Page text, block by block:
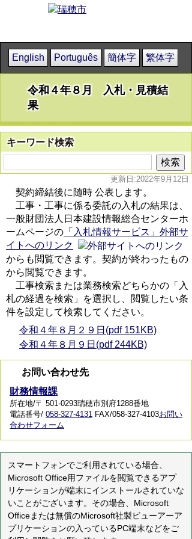
English Português 簡体字 繁体字
令和４年８月 入札・見積結
果
キーワード検索
更新日:2022年9月12日
契約締結後に随時 公表します。
工事・工事に係る委託の入札の結果は、
一般財団法人日本建設情報総合センターホ
ームページの 「入札情報サービス」外部サ
イトへのリンク
からも閲覧できます。契約が終わったもの
から閲覧できます。
工事検索または業務検索どちらかの「入
札の経過を検索」を選択し、閲覧したい条
件を設定して検索してください。
令和４年８月２９日(pdf 151KB)
令和４年８月９日(pdf 244KB)
お問い合わせ先
財務情報課
所在地/〒 501-0293瑞穂市別府1288番地
電話番号/ 058-327-4131 FAX/058-327-4103お問い
合わせフォーム
スマートフォンでご利用されている場合、
Microsoft Office用ファイルを閲覧できるアプ
リケーションが端末にインストールされていな
いことがございます。その場合、Microsoft
Officeまたは無償のMicrosoft社製ビューアーア
プリケーションの入っているPC端末などをご